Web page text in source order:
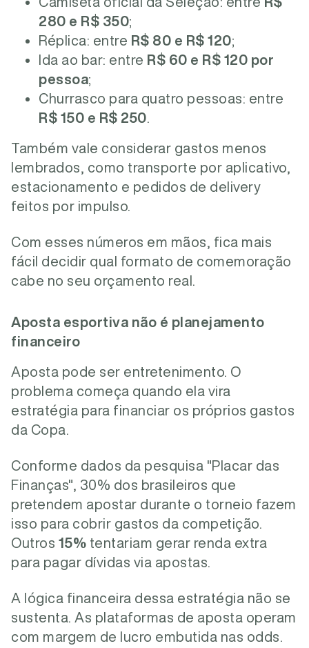
280 e R$ 350;
Réplica: entre R$ 80 e R$ 120;
Ida ao bar: entre R$ 60 e R$ 120 por
pessoa;
Churrasco para quatro pessoas: entre
R$ 150 e R$ 250
Também vale considerar gastos menos
lembrados, como transporte por aplicativo,
estacionamento e pedidos de delivery
feitos por impulso.
Com esses números em mãos, fica mais
fácil decidir qual formato de comemoração
cabe no seu orçamento real.
Aposta esportiva não é planejamento
financeiro
Aposta pode ser entretenimento. O
problema começa quando ela vira
estratégia para financiar os próprios gastos
da Copa.
Conforme dados da pesquisa "Placar das
Finanças", 30% dos brasileiros que
pretendem apostar durante o torneio fazem
isso para cobrir gastos da competição.
Outros 15% tentariam gerar renda extra
para pagar dívidas via apostas.
A lógica financeira dessa estratégia não se
sustenta. As plataformas de aposta operam
com margem de lucro embutida nas odds.